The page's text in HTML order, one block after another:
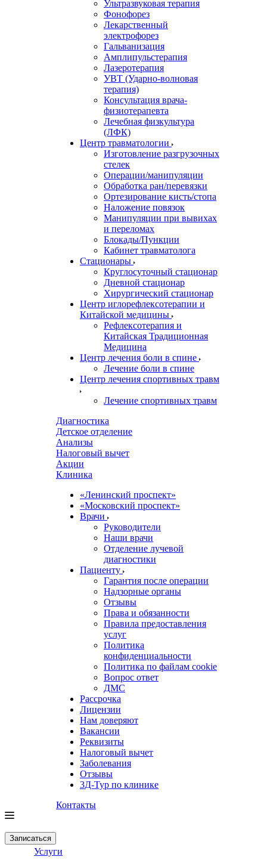
Ультразвуковая терапия
Фонофорез
Лекарственный
электрофорез
Гальванизация
Амплипульстерапия
Лазеротерапия
УВТ (Ударно-волновая
терапия)
Консультация врача-
физиотерапевта
Лечебная физкультура
(ЛФК)
Центр травматологии
Изготовление разгрузочных
стелек
Операции/манипуляции
Обработка ран/перевязки
Ортезирование кисть/стопа
Наложение повязок
Манипуляции при вывихах
и переломах
Блокады/Пункции
Кабинет травматолога
Стационары
Круглосуточный стационар
Дневной стационар
Хирургический стационар
Центр иглорефлексотерапии и
Китайской медицины
Рефлексотерапия и
Китайская Традиционная
Медицина
Центр лечения боли в спине
Лечение боли в спине
Центр лечения спортивных травм
Лечение спортивных травм
Диагностика
Детское отделение
Анализы
Налоговый вычет
Акции
Клиника
«Ленинский проспект»
«Московский проспект»
Врачи
Руководители
Наши врачи
Отделение лучевой
диагностики
Пациенту
Гарантия после операции
Надзорные органы
Отзывы
Права и обязанности
Правила предоставления
услуг
Политика
конфиденциальности
Политика по файлам cookie
Вопрос ответ
ДМС
Рассрочка
Лицензии
Нам доверяют
Вакансии
Реквизиты
Налоговый вычет
Заболевания
Отзывы
3Д-Тур по клинике
Контакты
Записаться
Услуги